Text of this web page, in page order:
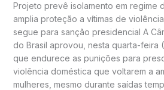
Projeto prevê isolamento em regime
amplia proteção a vítimas de
segue para sanção presidencial A
do Brasil aprovou, nesta quarta-feira
que endurece as punições para
violência doméstica que voltarem a
mulheres, mesmo durante saídas